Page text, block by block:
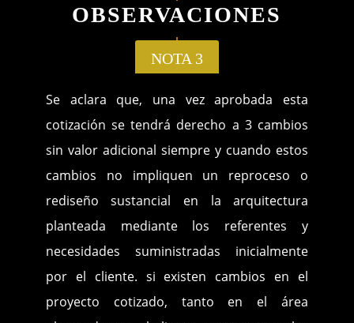
OBSERVACIONES
NOTA 3
Se aclara que, una vez aprobada esta
cotización se tendrá derecho a 3 cambios
sin valor adicional siempre y cuando estos
cambios no impliquen un reproceso o
rediseño sustancial en la arquitectura
planteada mediante los referentes y
necesidades suministradas inicialmente
por el cliente. si existen cambios en el
proyecto cotizado, tanto en el área